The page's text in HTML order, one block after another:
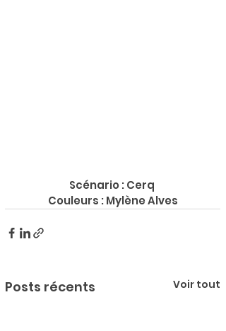
Scénario : Cerq
Couleurs : Mylène Alves
Posts récents Voir tout